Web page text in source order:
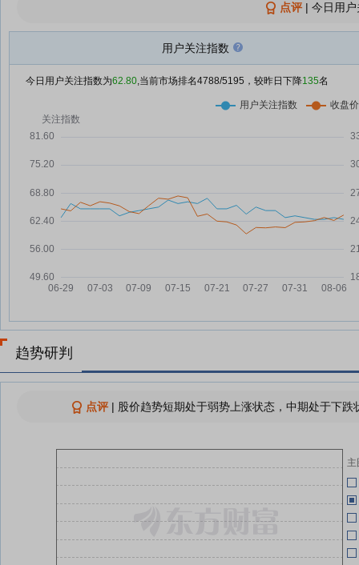
吉贝尔：融资净买入173.22万
吉贝尔：融资净买入92.44万元，
07-28
07-27
07-25
吉贝尔：融资净偿还65.89万元，
07-23
吉贝尔：融资净买入152.74万
07-22
吉贝尔：融资净偿还352.89万
07-21
吉贝尔：融资净买入585.53万
元，融资余额1.73亿元
07-18
吉贝尔：融资净买入6.81万元，融
查看更多
05-21
05-21
点评| 今日用
用户关注指数
今日用户关注指数为62.80,当前市场排名4788/5195，较昨日下降135名
趋势研判
点评| 股价趋势短期处于弱势上涨状态，中期处于下
主